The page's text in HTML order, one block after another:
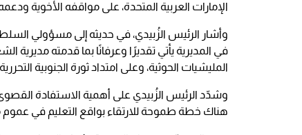
الإمارات العربية المتحدة، على مواقفه الأخوية
وأشار الرئيس الزُبيدي، في حديثه إلى مسؤولي
في المديرية يأتي تقديرًا وعرفانًا بما قدمته
المليشيات الحوثية، وعلى امتداد ثورة الجنوبية
وشدّد الرئيس الزُبيدي على أهمية الاستفادة
هناك خطة طموحة للارتقاء بواقع التعليم في